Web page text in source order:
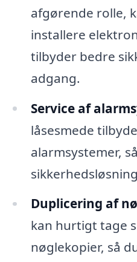
afgørende rolle,
installere
tilbyder bedre
adgang.
Service af
låsesmede
alarmsystemer,
Duplicering af
kan hurtigt tage
nøglekopier, så